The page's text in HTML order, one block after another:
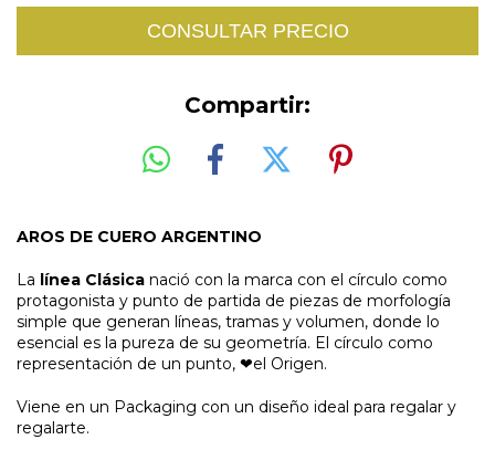
Compartir:
AROS DE CUERO ARGENTINO
La línea Clásica nació con la marca con el círculo como
protagonista y punto de partida de piezas de morfología
simple que generan líneas, tramas y volumen, donde lo
esencial es la pureza de su geometría. El círculo como
representación de un punto, ❤el Origen.
Viene en un Packaging con un diseño ideal para regalar y
regalarte.